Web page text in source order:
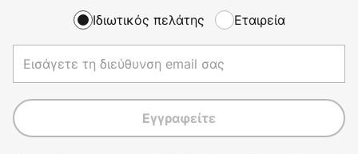
Ιδιωτικός πελάτης Εταιρεία
Εγγραφείτε